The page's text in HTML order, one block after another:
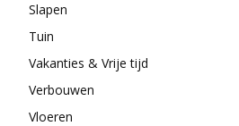
Slapen
Tuin
Vakanties & Vrije tijd
Verbouwen
Vloeren